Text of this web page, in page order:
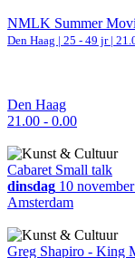
NMLK Summer
Den Haag | 25 - 49 jr |
Den Haag
21.00 - 0.00
Cabaret Small talk
dinsdag 10
Amsterdam
Greg Shapiro - King